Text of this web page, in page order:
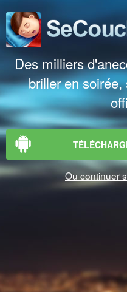
Des milliers
briller en
Ou continuer